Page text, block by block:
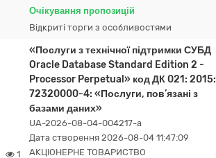
Очікування пропозицій
Відкриті торги з особливостями
1
«Послуги з технічної підтримки СУБД
Oracle Database Standard Edition 2 -
Processor Perpetual» код ДК 021: 2015:
72320000-4: «Послуги, пов’язані з
базами даних»
UA-2026-08-04-004217-a
Дата створення 2026-08-04 11:47:09
АКЦІОНЕРНЕ ТОВАРИСТВО